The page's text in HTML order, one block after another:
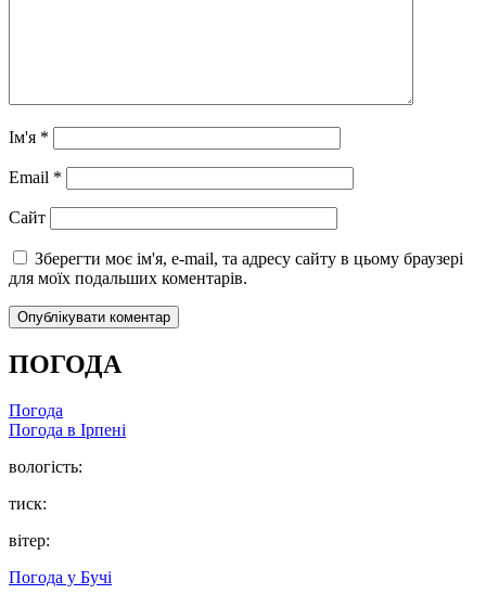
Ім'я *
Email *
Сайт
Зберегти моє ім'я, e-mail, та адресу сайту в цьому браузері
для моїх подальших коментарів.
ПОГОДА
Погода
Погода в Ірпені
вологість:
тиск:
вітер:
Погода у Бучі